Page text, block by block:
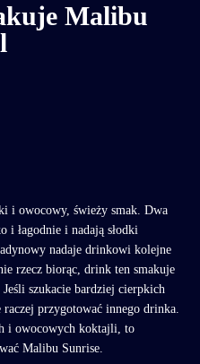
Malibu
i owocowy, świeży smak. Dwa
i łagodnie i nadają słodki
nadaje drinkowi kolejne
rzecz biorąc, drink ten smakuje
szukacie bardziej cierpkich
przygotować innego drinka.
i owocowych koktajli, to
Malibu Sunrise.